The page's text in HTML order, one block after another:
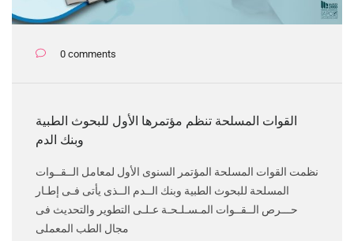
0 comments
القوات المسلحة تنظم مؤتمرها الأول للبحوث الطبية
وبنك الدم
نظمت القوات المسلحة المؤتمر السنوى الأول لمعامل الــقــوات
المسلحة للبحوث الطبية وبنك الــدم الــذى يأتى فـى إطـار
حـــرص الــقــوات المـسـلـحـة عـلـى التطوير والتحديث فى
مجال الطب المعملى